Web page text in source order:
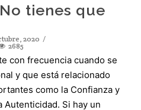
tienes que
2020
2685
con frecuencia cuando se
y que está relacionado
como la Confianza y
Autenticidad. Si hay un